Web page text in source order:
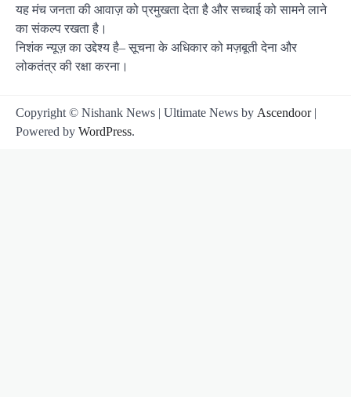
यह मंच जनता की आवाज़ को प्रमुखता देता है और सच्चाई को सामने लाने
का संकल्प रखता है।
निशंक न्यूज़ का उद्देश्य है– सूचना के अधिकार को मज़बूती देना और
लोकतंत्र की रक्षा करना।
Copyright © Nishank News | Ultimate News by Ascendoor|
Powered by WordPress.